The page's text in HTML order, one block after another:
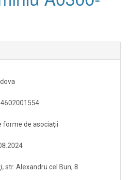
forme de asociaţii
str. Alexandru cel Bun, 8